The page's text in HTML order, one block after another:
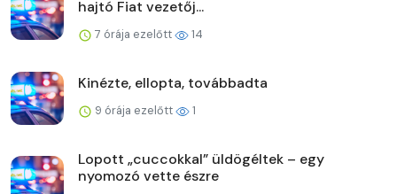
hajtó Fiat vezetőj...
7 órája ezelőtt 14
Kinézte, ellopta, továbbadta
9 órája ezelőtt 1
Lopott „cuccokkal” üldögéltek – egy
nyomozó vette észre